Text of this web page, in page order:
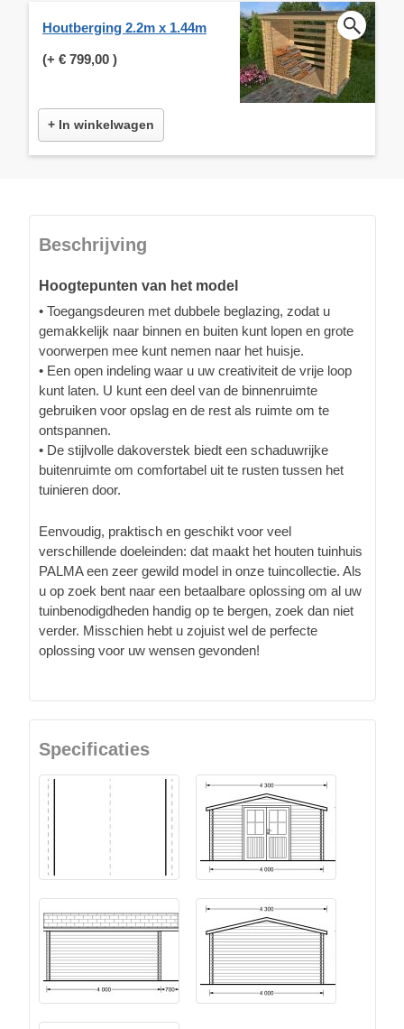
Houtberging 2.2m x 1.44m
(+ € 799,00 )
+ In winkelwagen
Beschrijving
Hoogtepunten van het model
• Toegangsdeuren met dubbele beglazing, zodat u
gemakkelijk naar binnen en buiten kunt lopen en grote
voorwerpen mee kunt nemen naar het huisje.
• Een open indeling waar u uw creativiteit de vrije loop
kunt laten. U kunt een deel van de binnenruimte
gebruiken voor opslag en de rest als ruimte om te
ontspannen.
• De stijlvolle dakoverstek biedt een schaduwrijke
buitenruimte om comfortabel uit te rusten tussen het
tuinieren door.
Eenvoudig, praktisch en geschikt voor veel
verschillende doeleinden: dat maakt het houten tuinhuis
PALMA een zeer gewild model in onze tuincollectie. Als
u op zoek bent naar een betaalbare oplossing om al uw
tuinbenodigdheden handig op te bergen, zoek dan niet
verder. Misschien hebt u zojuist wel de perfecte
oplossing voor uw wensen gevonden!
Specificaties